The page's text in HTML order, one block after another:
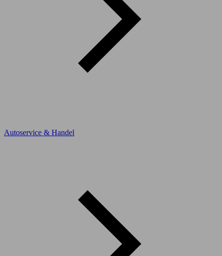
Autoservice & Handel